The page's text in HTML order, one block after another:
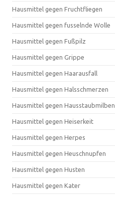
Hausmittel gegen Fruchtfliegen
Hausmittel gegen fusselnde Wolle
Hausmittel gegen Fußpilz
Hausmittel gegen Grippe
Hausmittel gegen Haarausfall
Hausmittel gegen Halsschmerzen
Hausmittel gegen Hausstaubmilben
Hausmittel gegen Heiserkeit
Hausmittel gegen Herpes
Hausmittel gegen Heuschnupfen
Hausmittel gegen Husten
Hausmittel gegen Kater